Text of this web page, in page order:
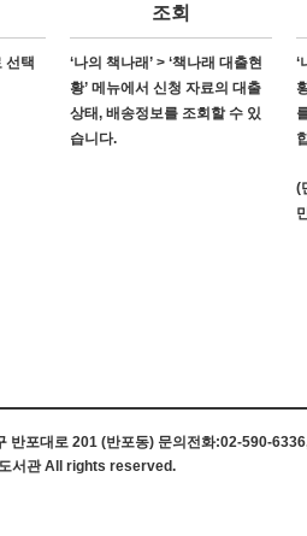
선택
조회
‘나의 책나래’ > ‘책나래 대출현
황’ 메뉴에서 신청 자료의 대출
상태, 배송정보를 조회할 수 있
습니다.
‘
(
반포대로 201 (반포동) 문의전화:02-590-
서관 All rights reserved.